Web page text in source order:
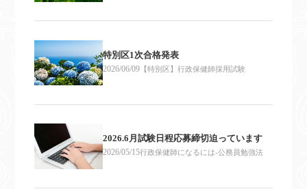
特別区1次合格発表
2026/06/09【特別区】行政保健師採用試験
2026.6月試験日程応募締切迫っています
2026/05/15行政保健師になるには-公務員勉強法